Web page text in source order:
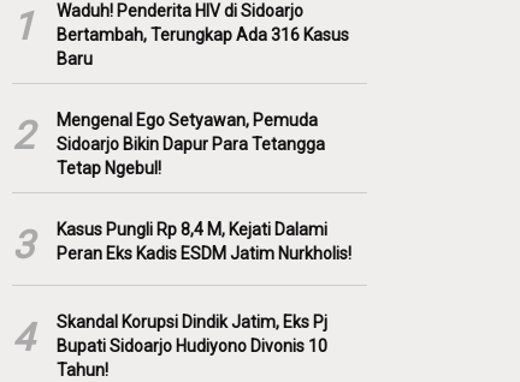
1
Waduh! Penderita HIV di Sidoarjo
Bertambah, Terungkap Ada 316 Kasus
Baru
2
Mengenal Ego Setyawan, Pemuda
Sidoarjo Bikin Dapur Para Tetangga
Tetap Ngebul!
3
Kasus Pungli Rp 8,4 M, Kejati Dalami
Peran Eks Kadis ESDM Jatim Nurkholis!
4
Skandal Korupsi Dindik Jatim, Eks Pj
Bupati Sidoarjo Hudiyono Divonis 10
Tahun!